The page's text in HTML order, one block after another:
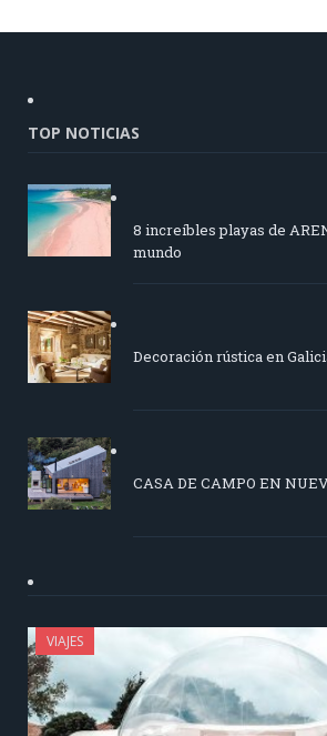
TOP NOTICIAS
8 increíbles playas de
mundo
Decoración rústica en
CASA DE CAMPO EN
VIAJES